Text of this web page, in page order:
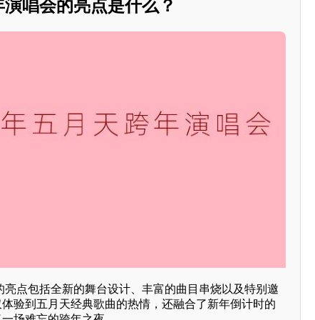
唱会的亮点是什么？
点包括全新的舞台设计、丰富的曲目串烧以及特别邀
验到五月天经典歌曲的热情，还融合了新年倒计时的